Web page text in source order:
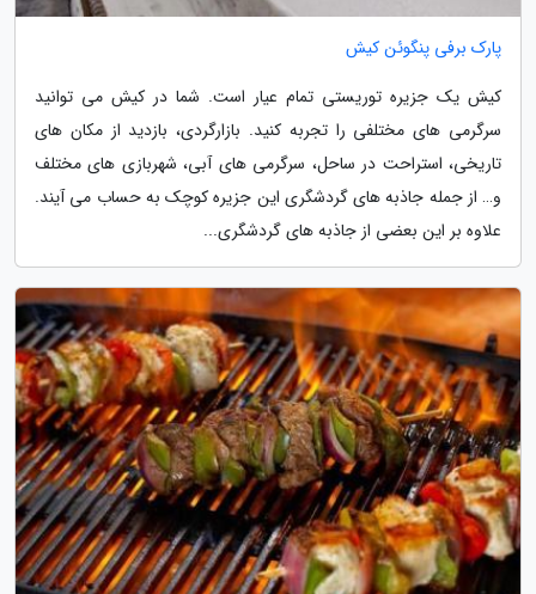
پارک برفی پنگوئن کیش
کیش یک جزیره توریستی تمام عیار است. شما در کیش می توانید
سرگرمی های مختلفی را تجربه کنید. بازارگردی، بازدید از مکان های
تاریخی، استراحت در ساحل، سرگرمی های آبی، شهربازی های مختلف
و… از جمله جاذبه های گردشگری این جزیره کوچک به حساب می آیند.
علاوه بر این بعضی از جاذبه های گردشگری...